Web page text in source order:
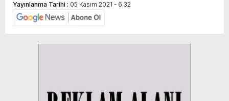
Yayınlanma Tarihi : 05 Kasım 2021 - 6:32